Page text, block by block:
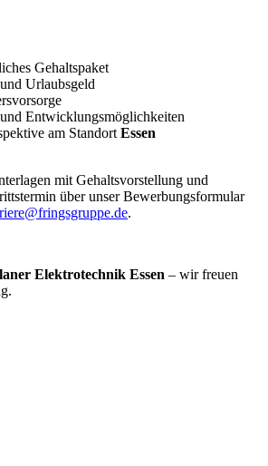
Gehaltspaket
Urlaubsgeld
Entwicklungsmöglichkeiten
am Standort Essen
mit Gehaltsvorstellung und
über unser Bewerbungsformular
.
Elektrotechnik Essen – wir freuen